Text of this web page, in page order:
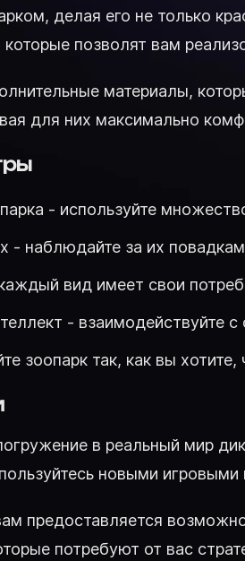
делая его не только
позволят вам
материалы,
для них максимально
- используйте
наблюдайте за их
вид имеет свои
-
зоопарк так, как вы
в реальный мир
новыми
предоставляется
потребуют от вас